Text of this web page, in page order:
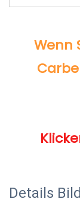
Wenn
Details